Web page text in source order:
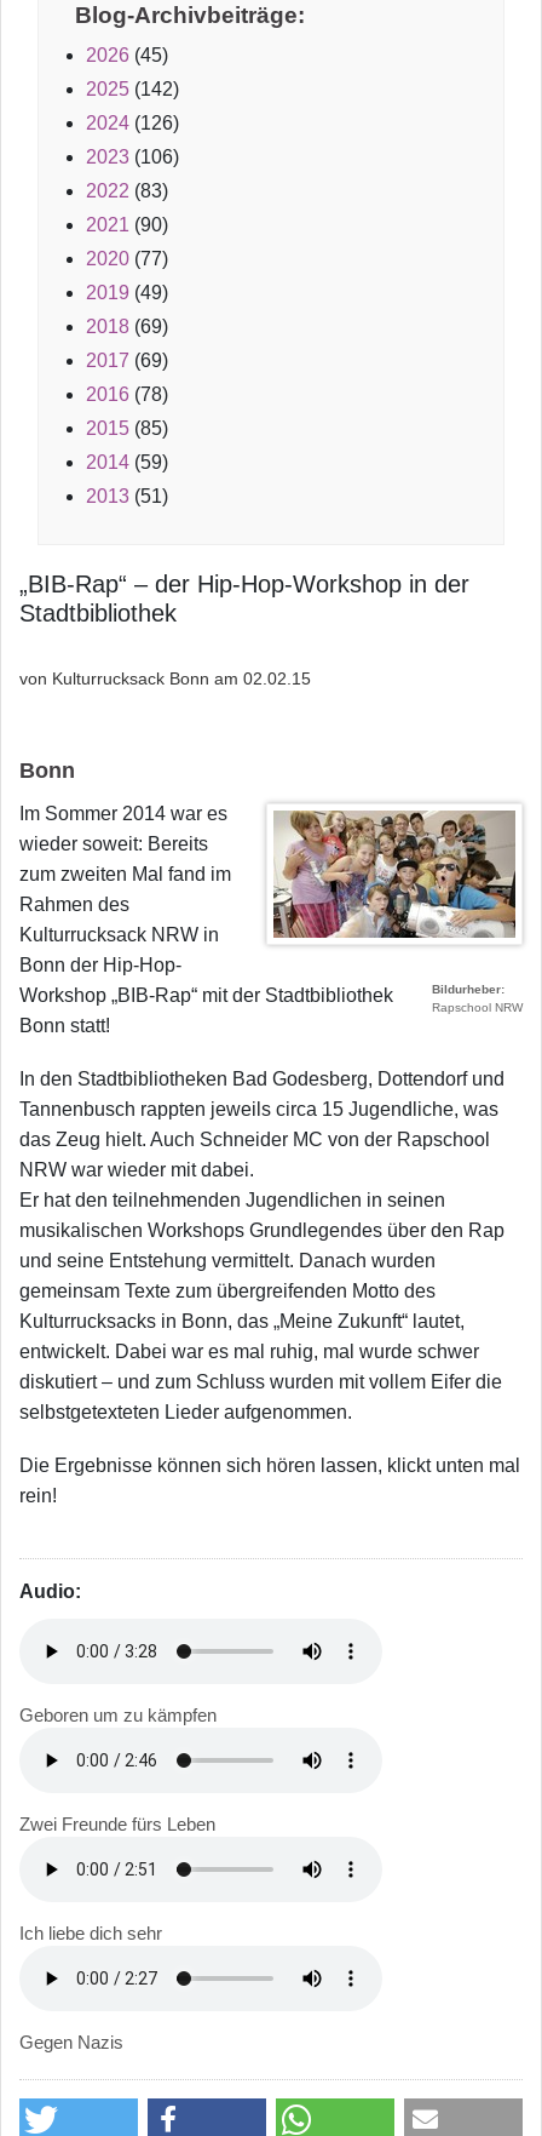
Blog-Archivbeiträge:
2026 (45)
2025 (142)
2024 (126)
2023 (106)
2022 (83)
2021 (90)
2020 (77)
2019 (49)
2018 (69)
2017 (69)
2016 (78)
2015 (85)
2014 (59)
2013 (51)
„BIB-Rap“ – der Hip-Hop-Workshop in der
Stadtbibliothek
von Kulturrucksack Bonn am 02.02.15
Bonn
Bildurheber
Rapschool NRW
Im Sommer 2014 war es
wieder soweit: Bereits
zum zweiten Mal fand im
Rahmen des
Kulturrucksack NRW in
Bonn der Hip-Hop-
Workshop „BIB-Rap“ mit der Stadtbibliothek
Bonn statt!
In den Stadtbibliotheken Bad Godesberg, Dottendorf und
Tannenbusch rappten jeweils circa 15 Jugendliche, was
das Zeug hielt. Auch Schneider MC von der Rapschool
NRW war wieder mit dabei.
Er hat den teilnehmenden Jugendlichen in seinen
musikalischen Workshops Grundlegendes über den Rap
und seine Entstehung vermittelt. Danach wurden
gemeinsam Texte zum übergreifenden Motto des
Kulturrucksacks in Bonn, das „Meine Zukunft“ lautet,
entwickelt. Dabei war es mal ruhig, mal wurde schwer
diskutiert – und zum Schluss wurden mit vollem Eifer die
selbstgetexteten Lieder aufgenommen.
Die Ergebnisse können sich hören lassen, klickt unten mal
rein!
Audio:
Geboren um zu kämpfen
Zwei Freunde fürs Leben
Ich liebe dich sehr
Gegen Nazis